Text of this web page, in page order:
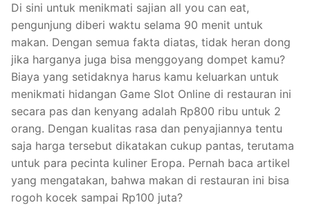
Di sini untuk menikmati sajian all you can eat,
pengunjung diberi waktu selama 90 menit untuk
makan. Dengan semua fakta diatas, tidak heran dong
jika harganya juga bisa menggoyang dompet kamu?
Biaya yang setidaknya harus kamu keluarkan untuk
menikmati hidangan Game Slot Online di restauran ini
secara pas dan kenyang adalah Rp800 ribu untuk 2
orang. Dengan kualitas rasa dan penyajiannya tentu
saja harga tersebut dikatakan cukup pantas, terutama
untuk para pecinta kuliner Eropa. Pernah baca artikel
yang mengatakan, bahwa makan di restauran ini bisa
rogoh kocek sampai Rp100 juta?